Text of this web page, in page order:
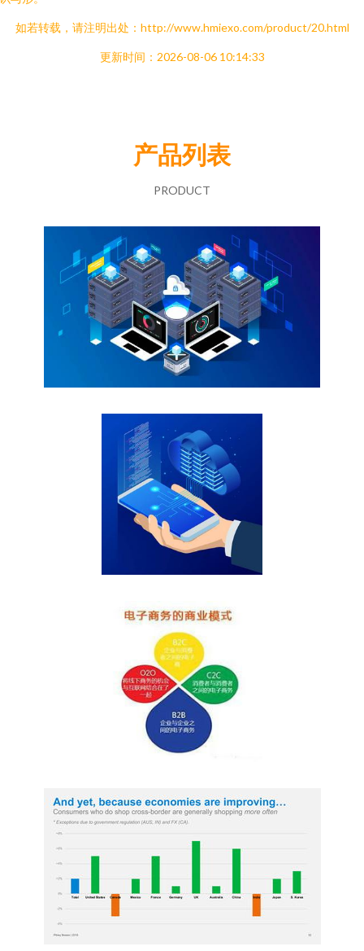
如若转载，请注明出处：http://www.hmiexo.com/product/20.html
更新时间：2026-08-06 10:14:33
产品列表
PRODUCT